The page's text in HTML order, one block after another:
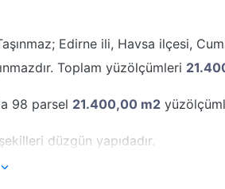
Edirne ili, Havsa ilçesi,
Toplam yüzölçümleri
98 parsel 21.400,00 m2
düzgün yapıdadır.